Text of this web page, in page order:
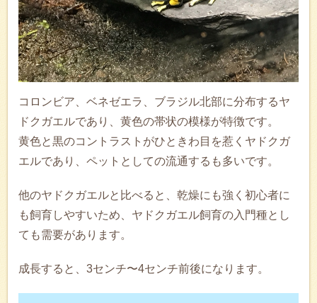
コロンビア、ベネゼエラ、ブラジル北部に分布するヤ
ドクガエルであり、黄色の帯状の模様が特徴です。
黄色と黒のコントラストがひときわ目を惹くヤドクガ
エルであり、ペットとしての流通するも多いです。
他のヤドクガエルと比べると、乾燥にも強く初心者に
も飼育しやすいため、ヤドクガエル飼育の入門種とし
ても需要があります。
成長すると、3センチ〜4センチ前後になります。